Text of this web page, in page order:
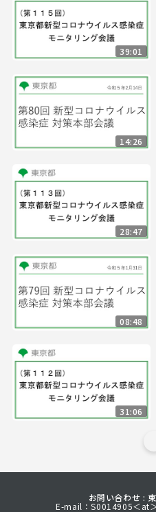
39:01
14:26
28:47
08:48
31:06
お問い合わせ :
E-mail：S0014905＜at